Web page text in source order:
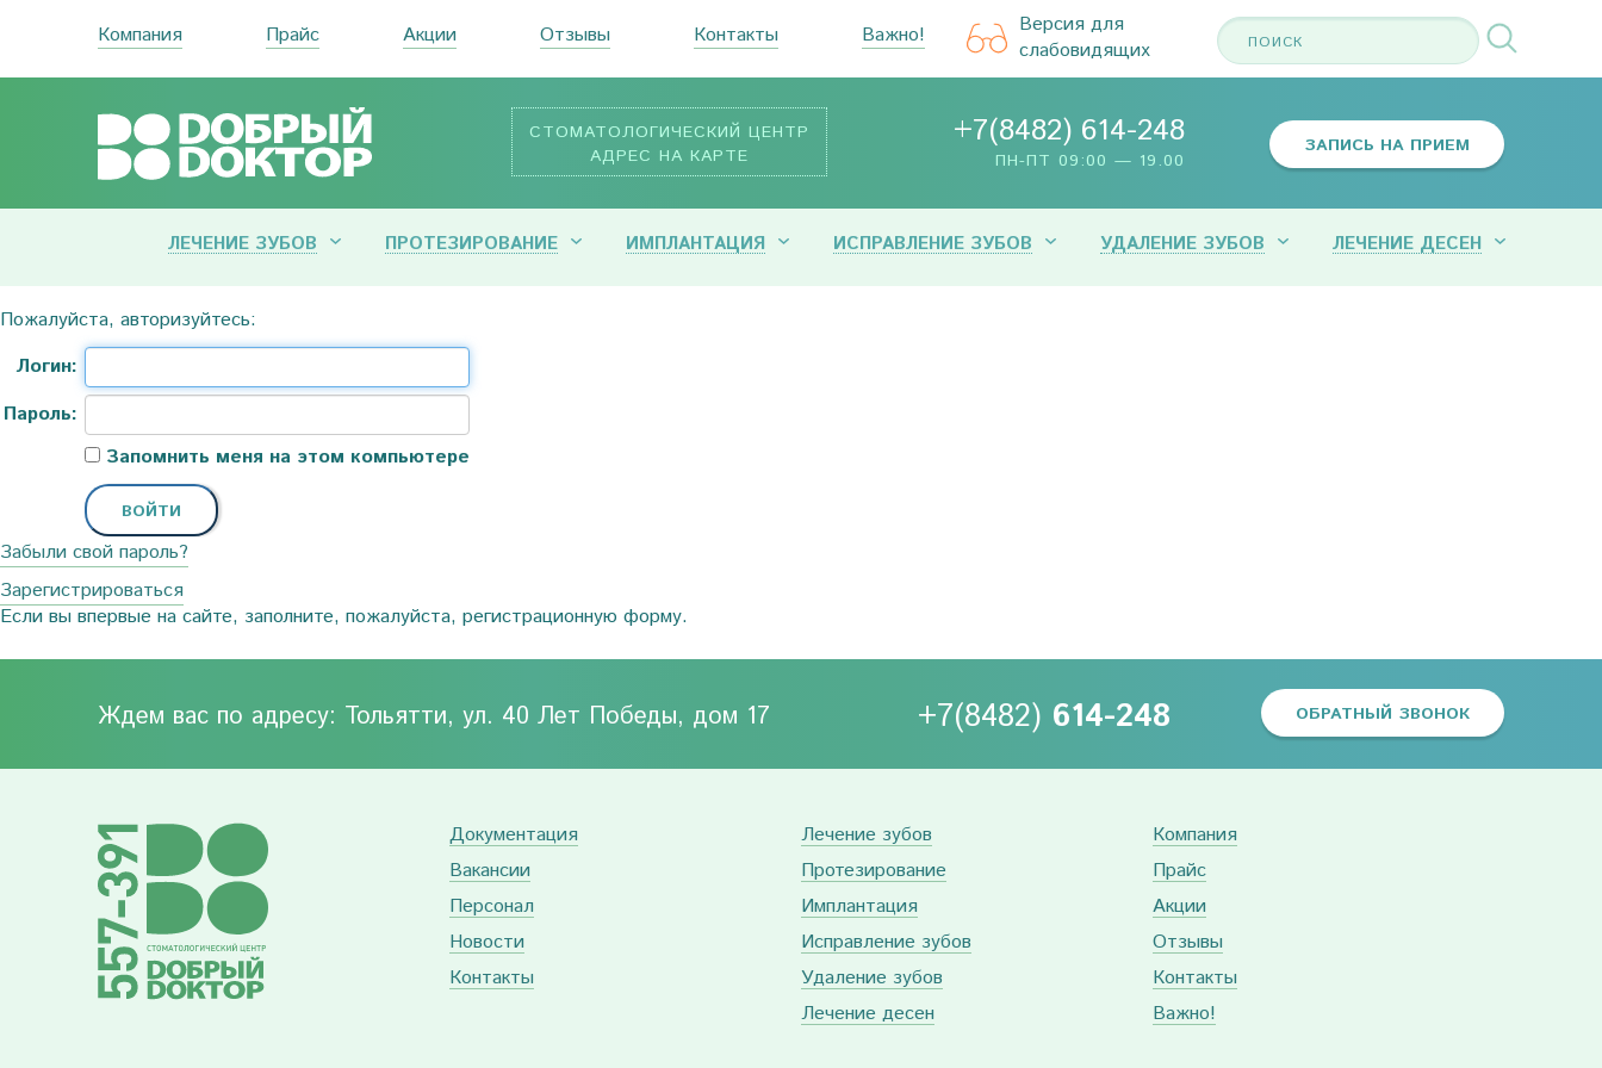
Компания Прайс Акции Отзывы Контакты Важно!
Версия для
слабовидящих
СТОМАТОЛОГИЧЕСКИЙ ЦЕНТР
АДРЕС НА КАРТЕ
+7(8482) 614-248
ПН-ПТ 09:00 — 19.00
ЗАПИСЬ НА ПРИЕМ
ЛЕЧЕНИЕ ЗУБОВ ПРОТЕЗИРОВАНИЕ ИМПЛАНТАЦИЯ ИСПРАВЛЕНИЕ ЗУБОВ УДАЛЕНИЕ ЗУБОВ ЛЕЧЕНИЕ ДЕСЕН
Пожалуйста, авторизуйтесь:
Логин:
Пароль:
Запомнить меня на этом компьютере
Забыли свой пароль?
Зарегистрироваться
Если вы впервые на сайте, заполните, пожалуйста, регистрационную форму.
Ждем вас по адресу: Тольятти, ул. 40 Лет Победы, дом 17 +7(8482) 614-248 ОБРАТНЫЙ ЗВОНОК
Документация
Вакансии
Персонал
Новости
Контакты
Лечение зубов
Протезирование
Имплантация
Исправление зубов
Удаление зубов
Лечение десен
Компания
Прайс
Акции
Отзывы
Контакты
Важно!